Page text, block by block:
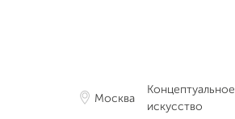
Москва
Концептуальное
искусство